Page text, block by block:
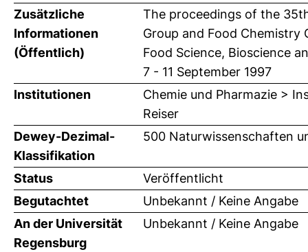
Zusätzliche
Informationen
(Öffentlich)
The proceedings of the
Group and Food Chemistry
Food Science, Bioscience
7 - 11 September 1997
Institutionen
Chemie und Pharmazie >
Reiser
Dewey-Dezimal-
Klassifikation
500 Naturwissenschaften
Status
Veröffentlicht
Begutachtet
Unbekannt / Keine Angabe
An der Universität
Regensburg
Unbekannt / Keine Angabe